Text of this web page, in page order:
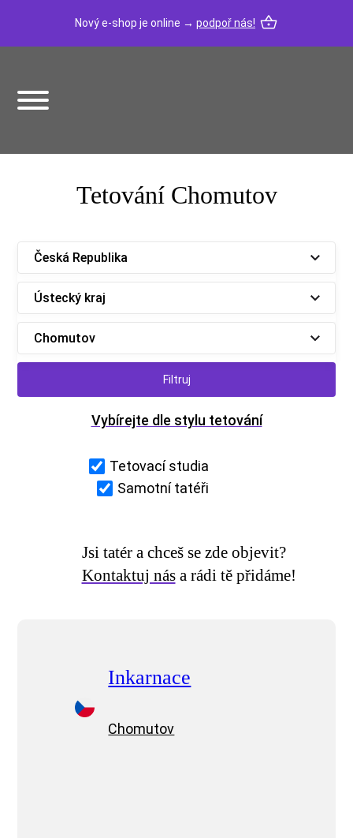
Nový e-shop je online → podpoř nás!
Tetování Chomutov
Česká Republika
Ústecký kraj
Chomutov
Vybírejte dle stylu tetování
Tetovací studia
Samotní tatéři
Jsi tatér a chceš se zde objevit?
Kontaktuj nása rádi tě přidáme!
Inkarnace
Chomutov